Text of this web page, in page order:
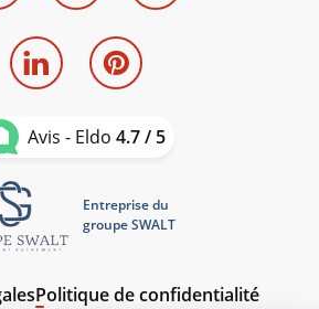
Avis - Eldo 4.7 / 5
Entreprise du
groupe SWALT
Politique de confidentialité